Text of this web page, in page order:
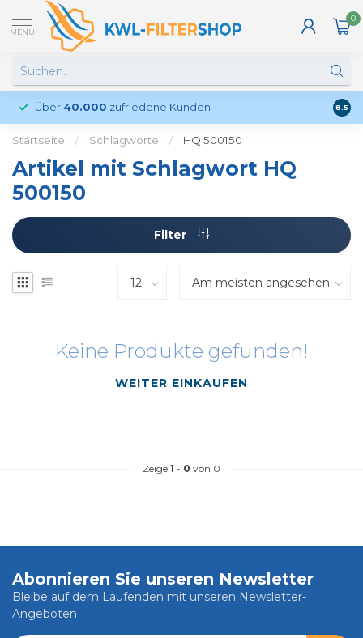
MENU
0
Über 40.000 zufriedene Kunden 8.5
Startseite / Schlagworte / HQ 500150
Artikel mit Schlagwort HQ
500150
Filter
Keine Produkte gefunden!
WEITER EINKAUFEN
Zeige 1 - 0 von 0
Abonnieren Sie unseren Newsletter
Bleibe auf dem Laufenden mit unseren Newsletter-
Angeboten